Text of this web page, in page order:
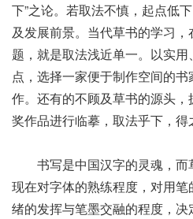
下”之论。若取法不慎，起点低
及发展前景。当代草书的学习
题，就是取法浅近单一。以实
点，选择一家便于制作空间的
作。还有的不顾及草书的源头
奖作品进行临摹，取法乎下，得
书写是中国汉字的灵魂，而
现在对字体的熟练程度，对用
绪的发挥与笔墨交融的程度，